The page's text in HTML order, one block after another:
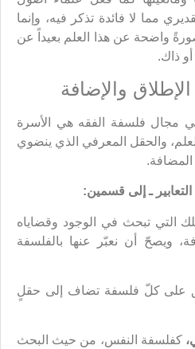
مما لا فائدة تذكر فيه، وإنما
واضحة عن هذا العلم بعيداً عن
ذاك.
مجال فلسفة الفقه هي الأسرة
العلم، والحقل المعرفي الذي ينضوي
المضافة.
ـ إلى قسمين:
التي تبحث في الوجود وقضاياه
ويصحّ أن نعبّر عنها بالفلسفة
على كلّ فلسفة تضاف إلى حقلٍ
كفلسفة النفس، من حيث البحث